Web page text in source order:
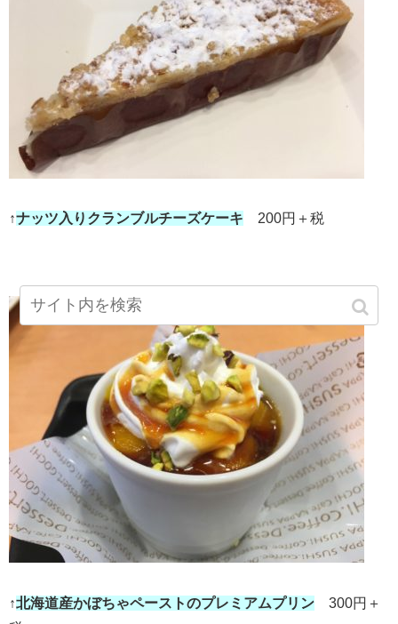
↑ナッツ入りクランブルチーズケーキ 200円＋税
↑北海道産かぼちゃペーストのプレミアムプリン 300円＋